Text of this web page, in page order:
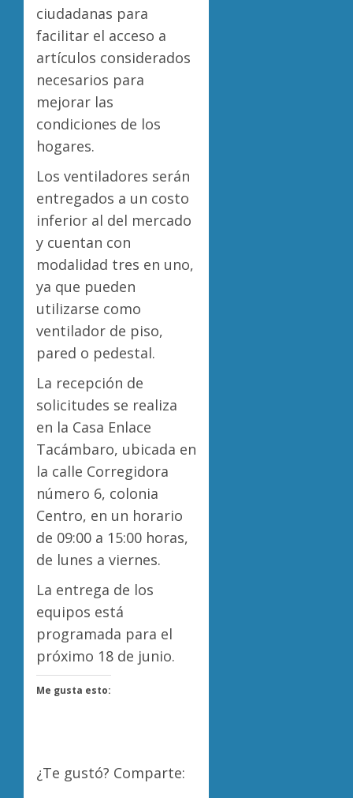
ciudadanas para
facilitar el acceso a
artículos considerados
necesarios para
mejorar las
condiciones de los
hogares.
Los ventiladores serán
entregados a un costo
inferior al del mercado
y cuentan con
modalidad tres en uno,
ya que pueden
utilizarse como
ventilador de piso,
pared o pedestal.
La recepción de
solicitudes se realiza
en la Casa Enlace
Tacámbaro, ubicada en
la calle Corregidora
número 6, colonia
Centro, en un horario
de 09:00 a 15:00 horas,
de lunes a viernes.
La entrega de los
equipos está
programada para el
próximo 18 de junio.
Me gusta esto:
¿Te gustó? Comparte: